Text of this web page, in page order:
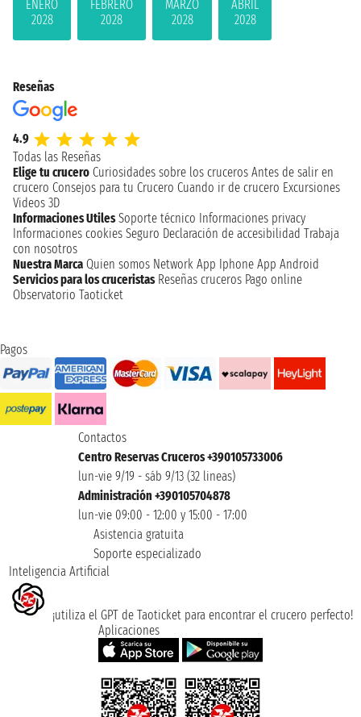
ENERO
2028
FEBRERO
2028
MARZO
2028
ABRIL
2028
Reseñas
4.9
Todas las Reseñas
Elige tu crucero Curiosidades sobre los cruceros Antes de salir en
crucero Consejos para tu Crucero Cuando ir de crucero Excursiones
Videos 3D
Informaciones Utiles Soporte técnico Informaciones privacy
Informaciones cookies Seguro Declaración de accesibilidad Trabaja
con nosotros
Nuestra Marca Quien somos Network App Iphone App Android
Servicios para los cruceristas Reseñas cruceros Pago online
Observatorio Taoticket
Pagos
Contactos
Centro Reservas Cruceros +390105733006
lun-vie 9/19 - sáb 9/13 (32 lineas)
Administración +390105704878
lun-vie 09:00 - 12:00 y 15:00 - 17:00
Asistencia gratuita
Soporte especializado
Inteligencia Artificial
¡utiliza el GPT de Taoticket para encontrar el crucero perfecto!
Aplicaciones